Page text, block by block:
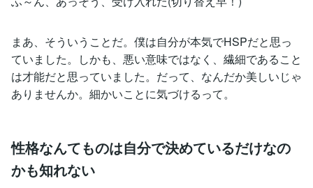
まあ、そういうことだ。僕は自分が本気でHSPだと思っ
ていました。しかも、悪い意味ではなく、繊細であること
は才能だと思っていました。だって、なんだか美しいじゃ
ありませんか。細かいことに気づけるって。
性格なんてものは自分で決めているだけなの
かも知れない